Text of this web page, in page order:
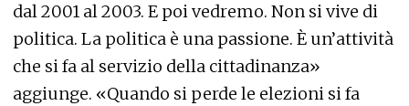
dal 2001 al 2003. E poi vedremo. Non si vive di
politica. La politica è una passione. È un’attività
che si fa al servizio della cittadinanza»
aggiunge. «Quando si perde le elezioni si fa